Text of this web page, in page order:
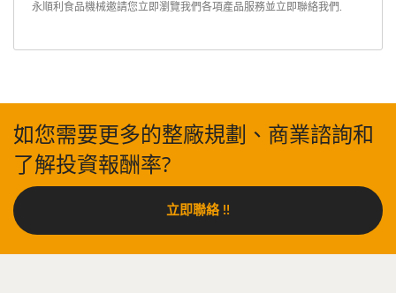
永順利食品機械邀請您立即瀏覽我們各項產品服務並立即聯絡我們.
如您需要更多的整廠規劃、商業諮詢和
了解投資報酬率?
立即聯絡 !!